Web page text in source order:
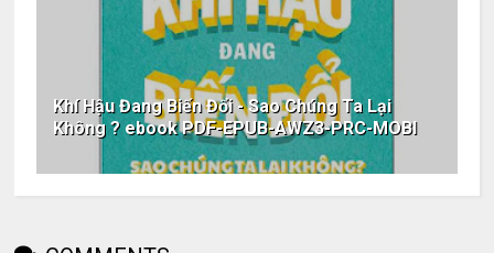
Khí Hậu Đang Biến Đổi - Sao Chúng Ta Lại
Không ? ebook PDF-EPUB-AWZ3-PRC-MOBI